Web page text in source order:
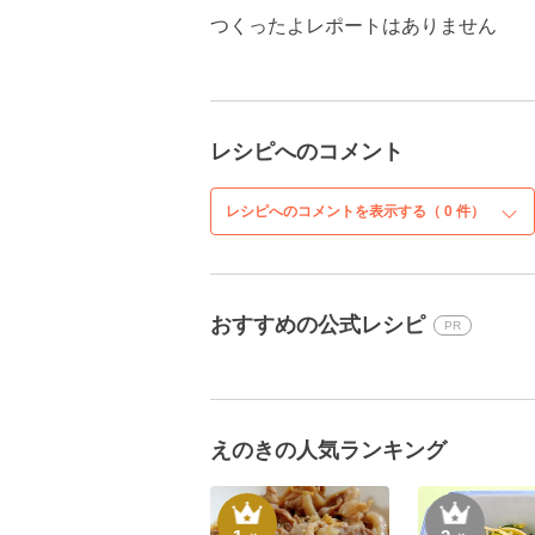
つくったよレポートはありません
レシピへのコメント
レシピへのコメントを表示する（ 0 件）
おすすめの公式レシピ PR
えのきの人気ランキング